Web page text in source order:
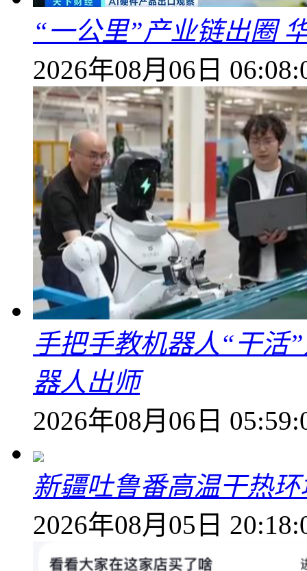
“一公里”产业链出圈
2026年08月06日
手把手教机器人“干活
器人出师
2026年08月06日
新疆吐鲁番高温干热
2026年08月05日